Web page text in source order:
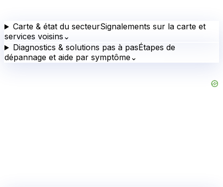
Carte & état du secteurSignalements sur la carte et
services voisins ⌄
Diagnostics & solutions pas à pasÉtapes de
dépannage et aide par symptôme⌄